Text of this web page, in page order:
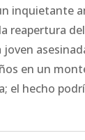
inquietante
reapertura
joven
en un
el hecho